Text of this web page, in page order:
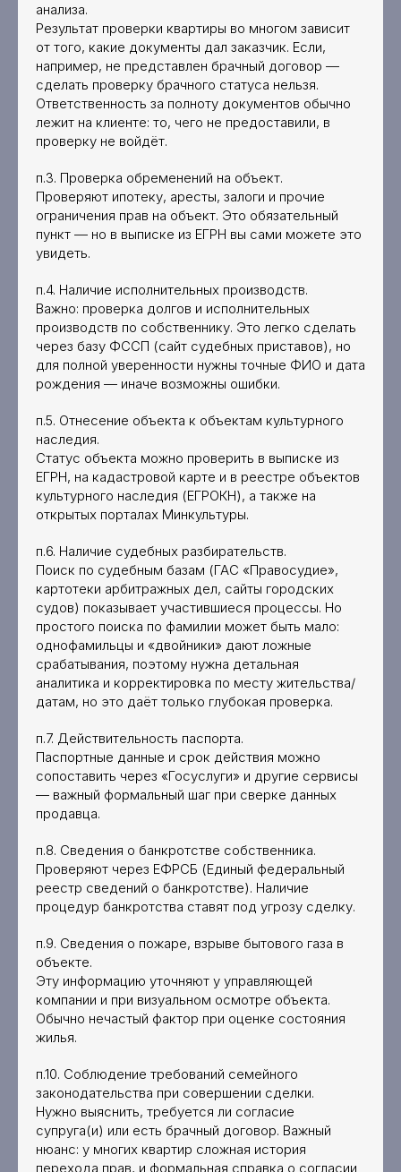
анализа.
Результат проверки квартиры во многом зависит
от того, какие документы дал заказчик. Если,
например, не представлен брачный договор —
сделать проверку брачного статуса нельзя.
Ответственность за полноту документов обычно
лежит на клиенте: то, чего не предоставили, в
проверку не войдёт.
п.3. Проверка обременений на объект.
Проверяют ипотеку, аресты, залоги и прочие
ограничения прав на объект. Это обязательный
пункт — но в выписке из ЕГРН вы сами можете это
увидеть.
п.4. Наличие исполнительных производств.
Важно: проверка долгов и исполнительных
производств по собственнику. Это легко сделать
через базу ФССП (сайт судебных приставов), но
для полной уверенности нужны точные ФИО и дата
рождения — иначе возможны ошибки.
п.5. Отнесение объекта к объектам культурного
наследия.
Статус объекта можно проверить в выписке из
ЕГРН, на кадастровой карте и в реестре объектов
культурного наследия (ЕГРОКН), а также на
открытых порталах Минкультуры.
п.6. Наличие судебных разбирательств.
Поиск по судебным базам (ГАС «Правосудие»,
картотеки арбитражных дел, сайты городских
судов) показывает участившиеся процессы. Но
простого поиска по фамилии может быть мало:
однофамильцы и «двойники» дают ложные
срабатывания, поэтому нужна детальная
аналитика и корректировка по месту жительства/
датам, но это даёт только глубокая проверка.
п.7. Действительность паспорта.
Паспортные данные и срок действия можно
сопоставить через «Госуслуги» и другие сервисы
— важный формальный шаг при сверке данных
продавца.
п.8. Сведения о банкротстве собственника.
Проверяют через ЕФРСБ (Единый федеральный
реестр сведений о банкротстве). Наличие
процедур банкротства ставят под угрозу сделку.
п.9. Сведения о пожаре, взрыве бытового газа в
объекте.
Эту информацию уточняют у управляющей
компании и при визуальном осмотре объекта.
Обычно нечастый фактор при оценке состояния
жилья.
п.10. Соблюдение требований семейного
законодательства при совершении сделки.
Нужно выяснить, требуется ли согласие
супруга(и) или есть брачный договор. Важный
нюанс: у многих квартир сложная история
перехода прав, и формальная справка о согласии